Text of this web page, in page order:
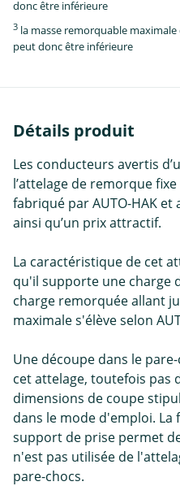
donc être inférieure
3 la masse remorquable
peut donc être inférieure
Détails produit
Les conducteurs avertis
l’attelage de remorque
fabriqué par AUTO-HAK
ainsi qu’un prix attractif.
La caractéristique de cet
qu'il supporte une charge
charge remorquée allant
maximale s'élève selon
Une découpe dans le
cet attelage, toutefois pas
dimensions de coupe
dans le mode d'emploi.
support de prise permet
n'est pas utilisée de
pare-chocs.